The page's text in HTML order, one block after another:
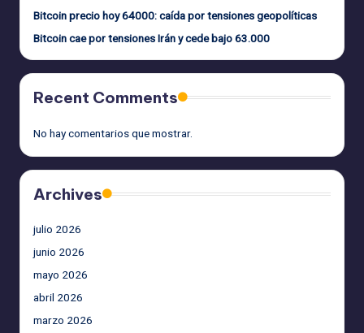
Bitcoin precio hoy 64000: caída por tensiones geopolíticas
Bitcoin cae por tensiones Irán y cede bajo 63.000
Recent Comments
No hay comentarios que mostrar.
Archives
julio 2026
junio 2026
mayo 2026
abril 2026
marzo 2026